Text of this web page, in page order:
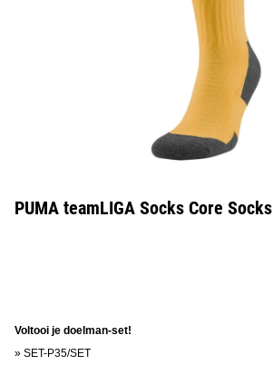
PUMA teamLIGA Socks Core Socks
Voltooi je doelman-set!
» SET-P35/SET